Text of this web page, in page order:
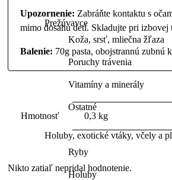
Prežúvavce
Koža, srsť, mliečna žľaza
Poruchy trávenia
Vitamíny a minerály
Ostatné
Holuby, exotické vtáky, včely a
Ryby
Holuby
Upozornenie: Zabráňte kontaktu s
mimo dosahu detí. Skladujte pri izbovej
Balenie: 70g pasta, obojstrannú zubnú
Hmotnosť 0,3 kg
Nikto zatiaľ nepridal hodnotenie.